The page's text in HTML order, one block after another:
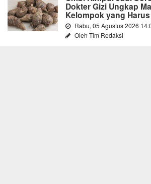
Dokter Gizi Ungkap
Kelompok yang
Rabu, 05 Agustus 2026
Oleh Tim Redaksi